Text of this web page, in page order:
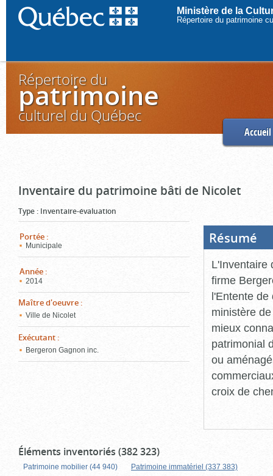
Ministère de la
Répertoire du patrimoine
Répertoire du
patrimoine
culturel du Québec
Accueil
Inventaire du patrimoine bâti de Nicolet
Type : Inventaire-évaluation
Portée :
Municipale
Année :
2014
Maître d'oeuvre :
Ville de Nicolet
Exécutant :
Bergeron Gagnon inc.
Résumé
L'Inventaire
firme
l'Entente de
ministère
mieux
patrimonial
ou
croix de
Éléments inventoriés (382 323)
Patrimoine mobilier (44 940) Patrimoine immatériel (337 383)